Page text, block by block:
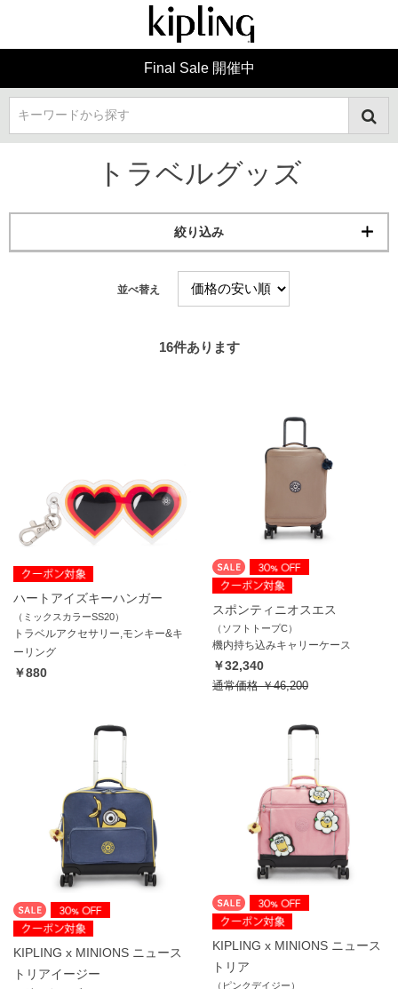
Final Sale 開催中
キーワードから探す
トラベルグッズ
絞り込み
並べ替え
16件あります
ハートアイズキーハンガー
（ミックスカラーSS20）
トラベルアクセサリー,モンキー&キ
ーリング
￥880
スポンティニオスエス
（ソフトトープC）
機内持ち込みキャリーケース
￥32,340
通常価格￥46,200
KIPLING x MINIONS ニュース
トリアイージー
KIPLING x MINIONS ニュース
トリア
（ピンクデイジー）